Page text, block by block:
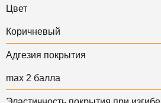
Цвет
Коричневый
Адгезия покрытия
max 2 балла